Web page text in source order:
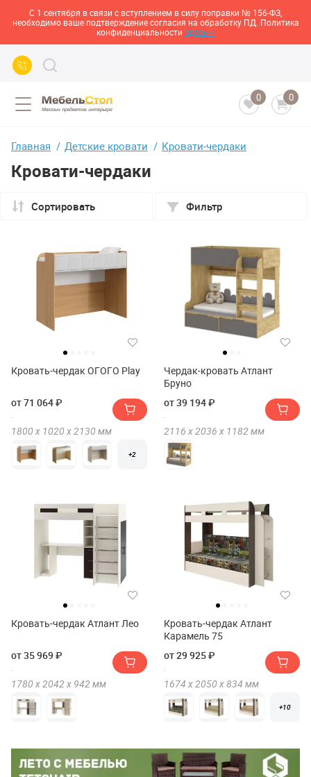
С 1 сентября в связи с вступлением в силу поправки № 156-ФЗ,
необходимо ваше подтверждение согласия на обработку ПД. Политика
конфиденциальности здесь>>
0 0
Главная Детские кровати Кровати-чердаки
Кровати-чердаки
Сортировать Фильтр
Кровать-чердак ОГОГО Play
от 71 064 ₽
1800 х 1020 х2130 мм
+2
Чердак-кровать Атлант
Бруно
от 39 194 ₽
2116 х2036 х 1182 мм
Кровать-чердак Атлант Лео
от 35 969 ₽
1780 х 2042 х 942 мм
Кровать-чердак Атлант
Карамель 75
от 29 925 ₽
1674 х 2050 х834 мм
+10